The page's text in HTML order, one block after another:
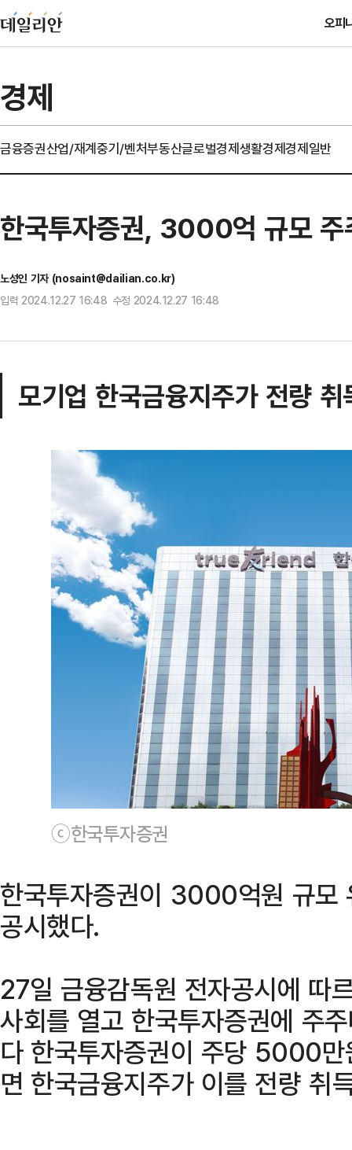
오피
경제
금융증권산업/재계중기/벤처부동산글로벌경제생활경제경제일반
한국투자증권, 3000억 규모 주
노성인 기자 (nosaint@dailian.co.kr)
입력 2024.12.27 16:48 수정 2024.12.27 16:48
모기업 한국금융지주가 전량 취
ⓒ한국투자증권
한국투자증권이 3000억원 규모
공시했다.
27일 금융감독원 전자공시에 따
사회를 열고 한국투자증권에 주
다 한국투자증권이 주당 5000
면 한국금융지주가 이를 전량 취